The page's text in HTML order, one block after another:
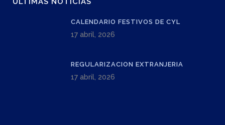
CALENDARIO FESTIVOS DE CYL
17 abril, 2026
REGULARIZACION EXTRANJERIA
17 abril, 2026